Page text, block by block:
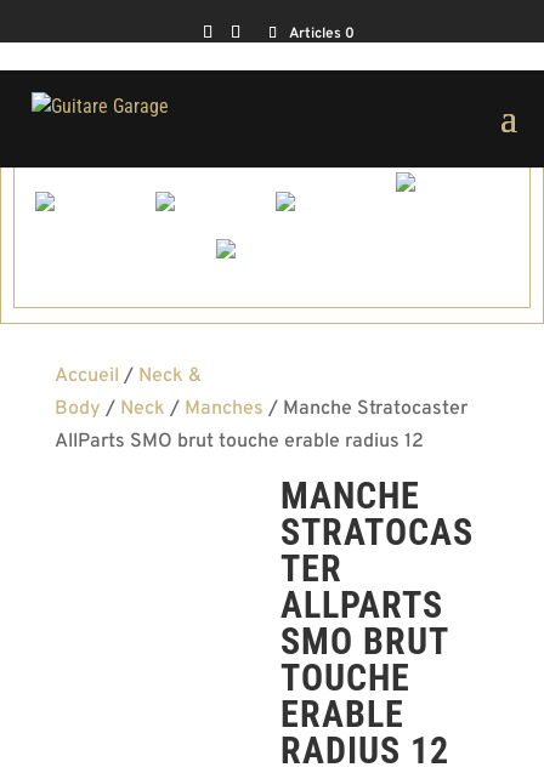
Articles 0
Accueil / Neck &
Body / Neck / Manches / Manche Stratocaster
AllParts SMO brut touche erable radius 12
MANCHE
STRATOCAS
TER
ALLPARTS
SMO BRUT
TOUCHE
ERABLE
RADIUS 12